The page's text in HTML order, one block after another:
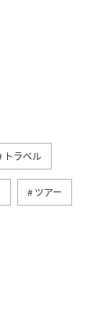
トラベル
ツアー